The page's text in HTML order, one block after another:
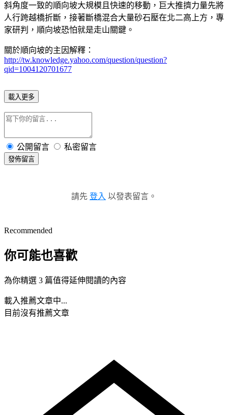
斜角度一致的順向坡大規模且快速的移動，巨大推擠力量先將
人行跨越橋折斷，接著斷橋混合大量砂石壓在北二高上方，專
家研判，順向坡恐怕就是走山關鍵。
關於順向坡的主因解釋：
http://tw.knowledge.yahoo.com/question/question?
qid=1004120701677
載入更多
公開留言 私密留言
發佈留言
請先 登入 以發表留言。
Recommended
你可能也喜歡
為你精選 3 篇值得延伸閱讀的內容
載入推薦文章中...
目前沒有推薦文章